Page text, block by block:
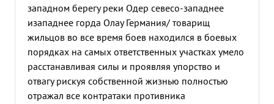
западном берегу реки Одер севесо-западнее
изападнее горда Олау Германия/ товарищ
жильцов во все время боев находился в боевых
порядках на самых ответственных участках умело
расстанавливая силы и проявляя упорство и
отвагу рискуя собственной жизнью полностью
отражал все контратаки противника